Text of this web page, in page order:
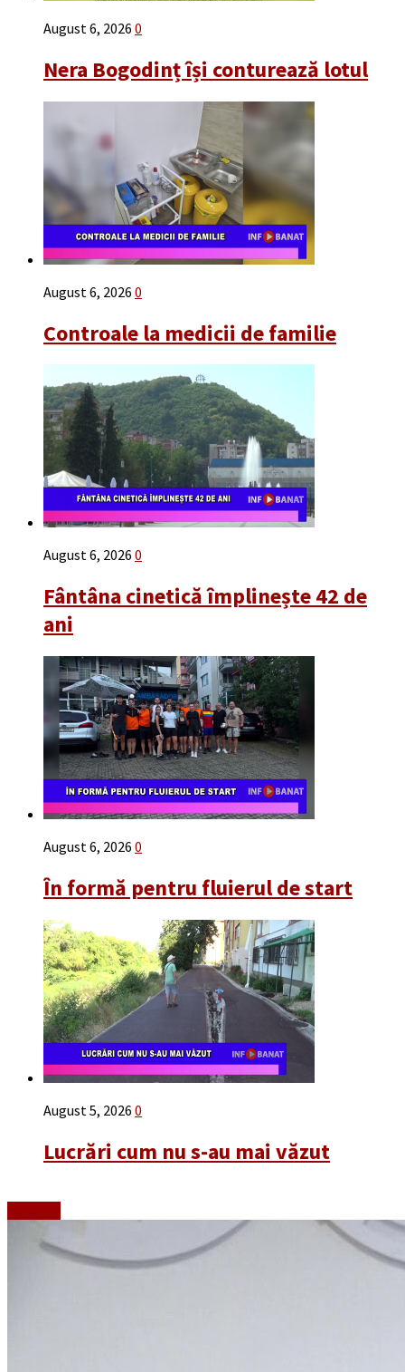
August 6, 2026 0
Nera Bogodinț își conturează lotul
August 6, 2026 0
Controale la medicii de familie
August 6, 2026 0
Fântâna cinetică împlinește 42 de
ani
August 6, 2026 0
În formă pentru fluierul de start
August 5, 2026 0
Lucrări cum nu s-au mai văzut